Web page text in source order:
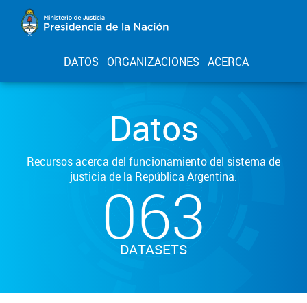
DATOS ORGANIZACIONES ACERCA
Datos
Recursos acerca del funcionamiento del sistema de
justicia de la República Argentina.
063
DATASETS